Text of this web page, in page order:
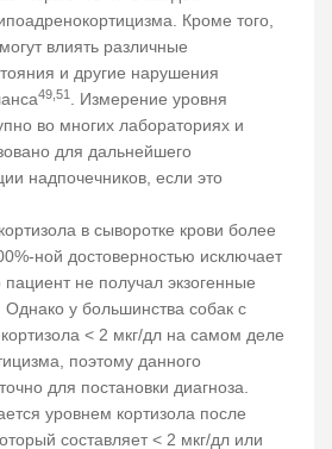
Кроме того,
влиять различные
и другие нарушения
49,51
. Измерение уровня
во многих лабораториях и
для дальнейшего
надпочечников, если это
в сыворотке крови более
ной достоверностью исключает
не получал экзогенные
. Однако у большинства собак с
< 2 мкг/дл на самом деле
поэтому данного
для постановки диагноза.
уровнем кортизола после
составляет < 2 мкг/дл или